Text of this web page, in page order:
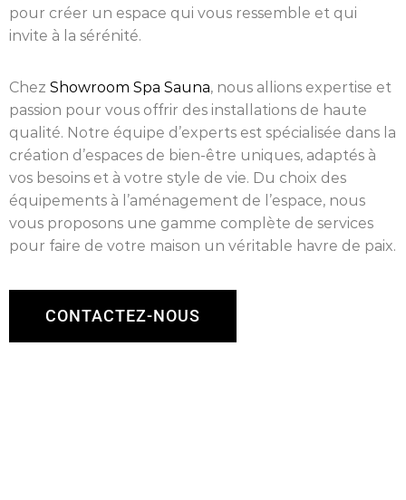
pour créer un espace qui vous ressemble et qui
invite à la sérénité.
Chez Showroom Spa Sauna, nous allions expertise et
passion pour vous offrir des installations de haute
qualité. Notre équipe d’experts est spécialisée dans la
création d’espaces de bien-être uniques, adaptés à
vos besoins et à votre style de vie. Du choix des
équipements à l’aménagement de l’espace, nous
vous proposons une gamme complète de services
pour faire de votre maison un véritable havre de paix.
CONTACTEZ-NOUS